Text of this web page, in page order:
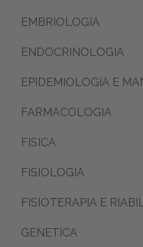
EMBRIOLOGIA
ENDOCRINOLOGIA
EPIDEMIOLOGIA E
FARMACOLOGIA
FISICA
FISIOLOGIA
FISIOTERAPIA E
GENETICA